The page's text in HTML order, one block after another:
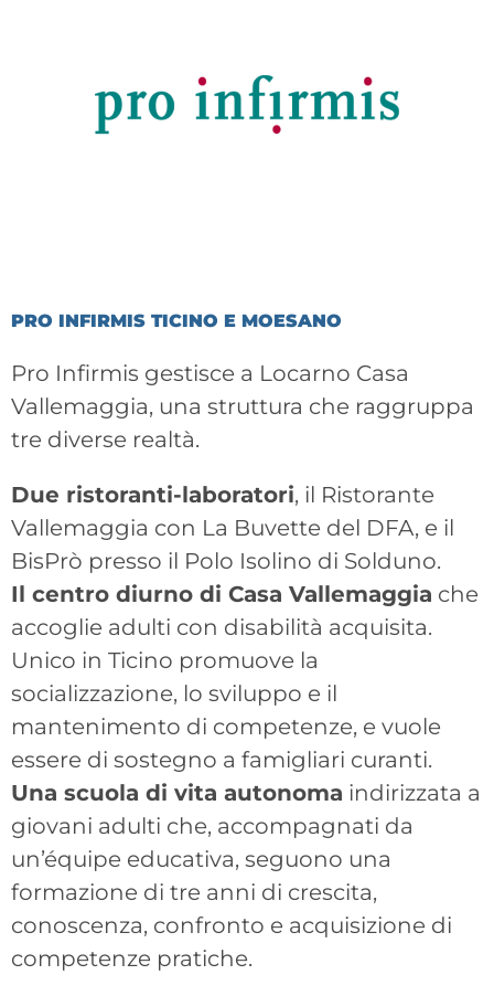
PRO INFIRMIS TICINO E MOESANO
Pro Infirmis gestisce a Locarno Casa
Vallemaggia, una struttura che raggruppa
tre diverse realtà.
Due ristoranti-laboratori, il Ristorante
Vallemaggia con La Buvette del DFA, e il
BisPrò presso il Polo Isolino di Solduno.
Il centro diurno di Casa Vallemaggia che
accoglie adulti con disabilità acquisita.
Unico in Ticino promuove la
socializzazione, lo sviluppo e il
mantenimento di competenze, e vuole
essere di sostegno a famigliari curanti.
Una scuola di vita autonoma indirizzata a
giovani adulti che, accompagnati da
un’équipe educativa, seguono una
formazione di tre anni di crescita,
conoscenza, confronto e acquisizione di
competenze pratiche.